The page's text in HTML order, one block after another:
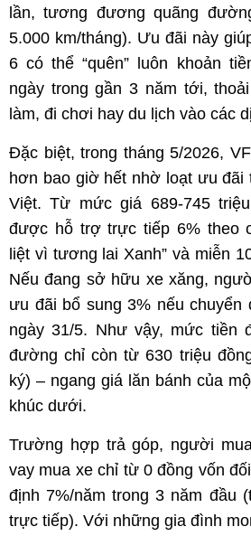
lần, tương đương quãng
5.000 km/tháng). Ưu đãi này
6 có thể “quên” luôn khoản
ngày trong gần 3 năm tới,
làm, đi chơi hay du lịch vào các
Đặc biệt, trong tháng 5/2026,
hơn bao giờ hết nhờ loạt ưu đãi
Việt. Từ mức giá 689-745
được hỗ trợ trực tiếp 6% theo
liệt vì tương lai Xanh” và miễn
Nếu đang sở hữu xe xăng,
ưu đãi bổ sung 3% nếu chuyển
ngày 31/5. Như vậy, mức tiền
đường chỉ còn từ 630 triệu
ký) – ngang giá lăn bánh của
khúc dưới.
Trường hợp trả góp, người
vay mua xe chỉ từ 0 đồng vốn
định 7%/năm trong 3 năm đầu
trực tiếp). Với những gia đình